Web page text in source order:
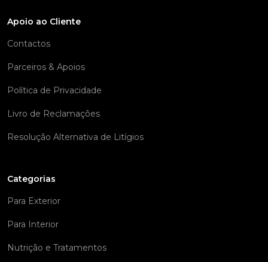
Apoio ao Cliente
Contactos
Parceiros & Apoios
Política de Privacidade
Livro de Reclamações
Resolução Alternativa de Litígios
Categorias
Para Exterior
Para Interior
Nutrição e Tratamentos